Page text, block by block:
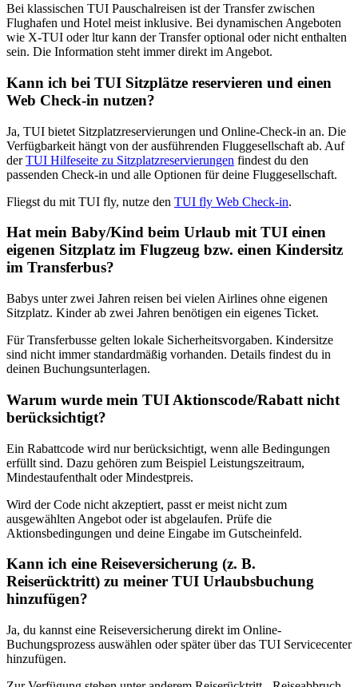
Bei klassischen TUI Pauschalreisen ist der Transfer zwischen
Flughafen und Hotel meist inklusive. Bei dynamischen Angeboten
wie X-TUI oder ltur kann der Transfer optional oder nicht enthalten
sein. Die Information steht immer direkt im Angebot.
Kann ich bei TUI Sitzplätze reservieren und einen
Web Check‑in nutzen?
Ja, TUI bietet Sitzplatzreservierungen und Online-Check-in an. Die
Verfügbarkeit hängt von der ausführenden Fluggesellschaft ab. Auf
derTUI Hilfeseite zu Sitzplatzreservierungen findest du den
passenden Check-in und alle Optionen für deine Fluggesellschaft.
Fliegst du mit TUI fly, nutze den TUI fly Web Check-in.
Hat mein Baby/Kind beim Urlaub mit TUI einen
eigenen Sitzplatz im Flugzeug bzw. einen Kindersitz
im Transferbus?
Babys unter zwei Jahren reisen bei vielen Airlines ohne eigenen
Sitzplatz. Kinder ab zwei Jahren benötigen ein eigenes Ticket.
Für Transferbusse gelten lokale Sicherheitsvorgaben. Kindersitze
sind nicht immer standardmäßig vorhanden. Details findest du in
deinen Buchungsunterlagen.
Warum wurde mein TUI Aktionscode/Rabatt nicht
berücksichtigt?
Ein Rabattcode wird nur berücksichtigt, wenn alle Bedingungen
erfüllt sind. Dazu gehören zum Beispiel Leistungszeitraum,
Mindestaufenthalt oder Mindestpreis.
Wird der Code nicht akzeptiert, passt er meist nicht zum
ausgewählten Angebot oder ist abgelaufen. Prüfe die
Aktionsbedingungen und deine Eingabe im Gutscheinfeld.
Kann ich eine Reiseversicherung (z. B.
Reiserücktritt) zu meiner TUI Urlaubsbuchung
hinzufügen?
Ja, du kannst eine Reiseversicherung direkt im Online-
Buchungsprozess auswählen oder später über das TUI Servicecenter
hinzufügen.